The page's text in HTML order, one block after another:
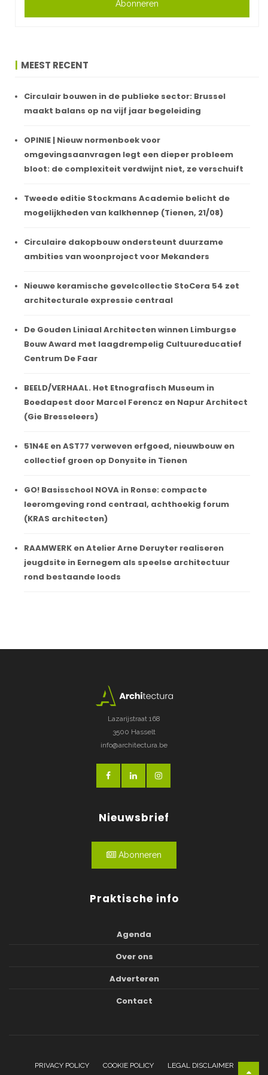
Abonneren
MEEST RECENT
Circulair bouwen in de publieke sector: Brussel
maakt balans op na vijf jaar begeleiding
OPINIE | Nieuw normenboek voor
omgevingsaanvragen legt een dieper probleem
bloot: de complexiteit verdwijnt niet, ze verschuift
Tweede editie Stockmans Academie belicht de
mogelijkheden van kalkhennep (Tienen, 21/08)
Circulaire dakopbouw ondersteunt duurzame
ambities van woonproject voor Mekanders
Nieuwe keramische gevelcollectie StoCera 54 zet
architecturale expressie centraal
De Gouden Liniaal Architecten winnen Limburgse
Bouw Award met laagdrempelig Cultuureducatief
Centrum De Faar
BEELD/VERHAAL. Het Etnografisch Museum in
Boedapest door Marcel Ferencz en Napur Architect
(Gie Bresseleers)
51N4E en AST77 verweven erfgoed, nieuwbouw en
collectief groen op Donysite in Tienen
GO! Basisschool NOVA in Ronse: compacte
leeromgeving rond centraal, achthoekig forum
(KRAS architecten)
RAAMWERK en Atelier Arne Deruyter realiseren
jeugdsite in Eernegem als speelse architectuur
rond bestaande loods
Lazarijstraat 168
3500 Hasselt
info@architectura.be
Nieuwsbrief
Abonneren
Praktische info
Agenda
Over ons
Adverteren
Contact
PRIVACY POLICY COOKIE POLICY LEGAL DISCLAIMER